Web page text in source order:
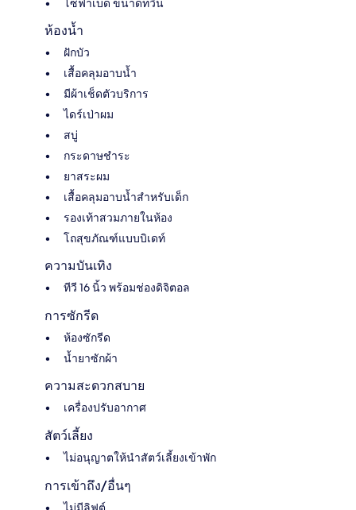
โซฟาเบด ขนาดทวิน
ห้องน้ำ
ฝักบัว
เสื้อคลุมอาบน้ำ
มีผ้าเช็ดตัวบริการ
ไดร์เป่าผม
สบู่
กระดาษชำระ
ยาสระผม
เสื้อคลุมอาบน้ำสำหรับเด็ก
รองเท้าสวมภายในห้อง
โถสุขภัณฑ์แบบบิเดท์
ความบันเทิง
ทีวี 16 นิ้ว พร้อมช่องดิจิตอล
การซักรีด
ห้องซักรีด
น้ำยาซักผ้า
ความสะดวกสบาย
เครื่องปรับอากาศ
สัตว์เลี้ยง
ไม่อนุญาตให้นำสัตว์เลี้ยงเข้าพัก
การเข้าถึง/อื่นๆ